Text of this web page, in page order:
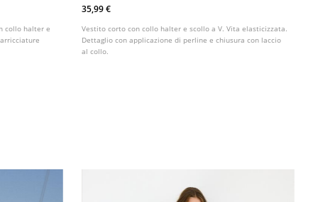
collo halter e
35,99 €
Vestito corto con collo halter e scollo a V. Vita elasticizzata.
Dettaglio con applicazione di perline e chiusura con laccio
al collo.